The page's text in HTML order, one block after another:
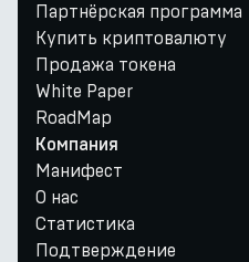
Партнёрская программа
Купить криптовалюту
Продажа токена
White Paper
RoadMap
Компания
Манифест
О нас
Статистика
Подтверждение